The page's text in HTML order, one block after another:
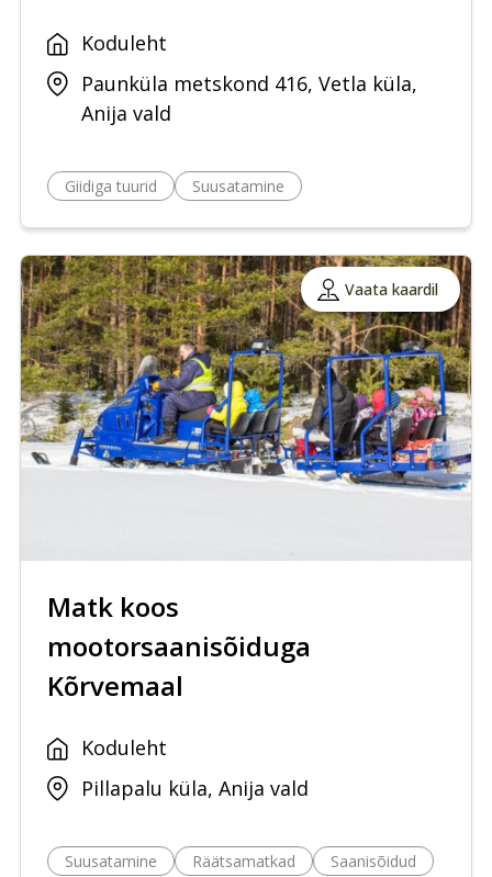
Koduleht
Paunküla metskond 416, Vetla küla,
Anija vald
Giidiga tuurid Suusatamine
Vaata kaardil
Matk koos
mootorsaanisõiduga
Kõrvemaal
Koduleht
Pillapalu küla, Anija vald
Suusatamine Räätsamatkad Saanisõidud